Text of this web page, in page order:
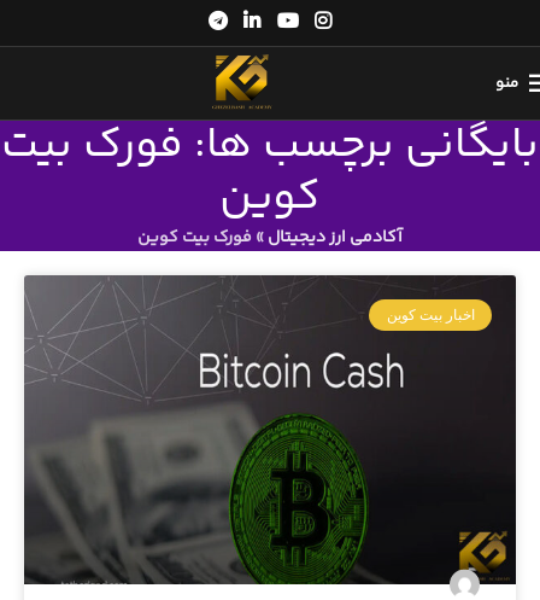
منو
بایگانی برچسب ها: فورک بیت
کوین
آکادمی ارز دیجیتال» فورک بیت کوین
اخبار بیت کوین